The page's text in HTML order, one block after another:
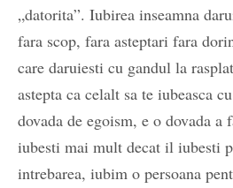
„datorita”. Iubirea inseamna
fara scop, fara asteptari fara
care daruiesti cu gandul la
astepta ca celalt sa te iubeasca
dovada de egoism, e o dovada a
iubesti mai mult decat il iubesti
intrebarea, iubim o persoana